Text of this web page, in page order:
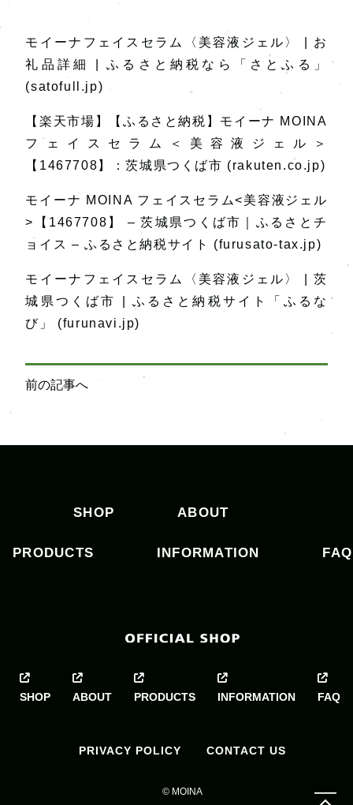
モイーナフェイスセラム〈美容液ジェル〉 | お
礼品詳細 | ふるさと納税なら「さとふる」
(satofull.jp)
【楽天市場】【ふるさと納税】モイーナ MOINA
フェイスセラム＜美容液ジェル＞
【1467708】：茨城県つくば市 (rakuten.co.jp)
モイーナ MOINA フェイスセラム<美容液ジェル
>【1467708】 – 茨城県つくば市｜ふるさとチ
ョイス – ふるさと納税サイト (furusato-tax.jp)
モイーナフェイスセラム〈美容液ジェル〉 | 茨
城県つくば市 | ふるさと納税サイト「ふるな
び」 (furunavi.jp)
稿
ン
前の記事へ
SHOP ABOUT
PRODUCTS INFORMATION FAQ
SHOP ABOUT PRODUCTS INFORMATION FAQ
PRIVACY POLICY CONTACT US
© MOINA